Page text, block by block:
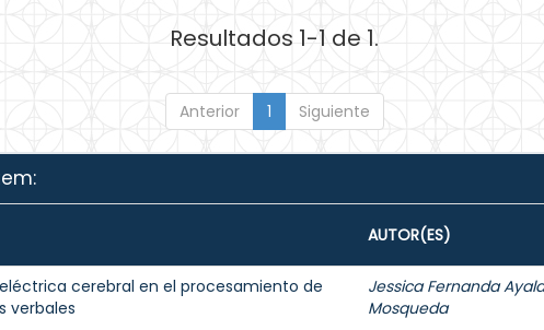
Resultados 1-1 de 1.
Anterior 1 Siguiente
AUTOR(ES)
cerebral en el procesamiento de
verbales
Jessica Fernanda Ayala
Mosqueda